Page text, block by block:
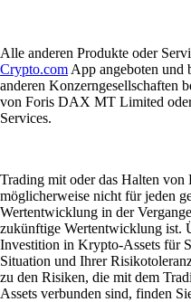
Alle anderen Produkte oder
Crypto.com App angeboten und
anderen Konzerngesellschaften
von Foris DAX MT Limited
Services.
Trading mit oder das Halten
möglicherweise nicht für jeden
Wertentwicklung in der
zukünftige Wertentwicklung ist.
Investition in Krypto-Assets für
Situation und Ihrer
zu den Risiken, die mit dem
Assets verbunden sind, finden